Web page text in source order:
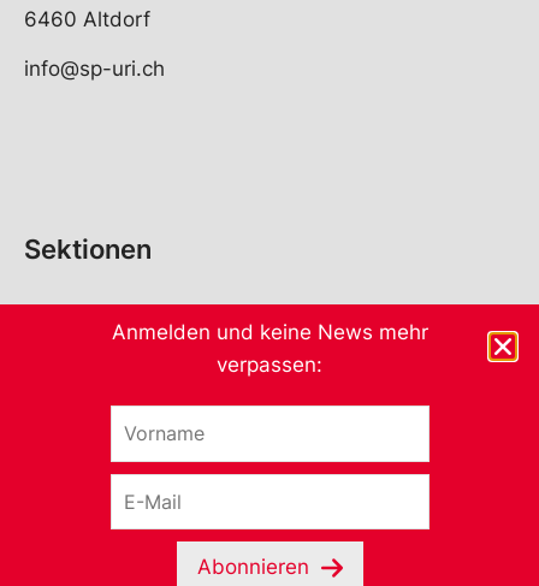
6460 Altdorf
info@sp-uri.ch
Sektionen
Anmelden und keine News mehr
verpassen:
Abonnieren